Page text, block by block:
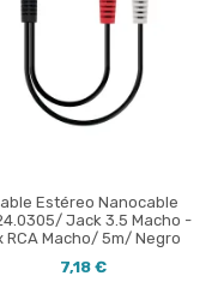
Estéreo Nanocable
Jack 3.5 Macho -
RCA Macho/ 5m/ Negro
7,18 €